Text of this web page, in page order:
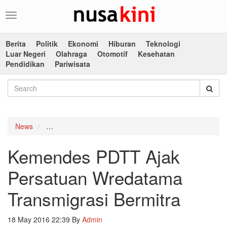
Toggle
Berita
Politik Ekonomi Hiburan
Teknologi
Luar Negeri
Olahraga Otomotif
Kesehatan
Pendidikan
Pariwisata
News
Kemendes PDTT Ajak
Persatuan Wredatama
Transmigrasi Bermitra
18 May 2016 22:39 By Admin